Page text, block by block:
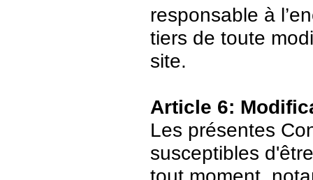
responsable à
tiers de toute
site.
Article 6:
Les présentes
susceptibles